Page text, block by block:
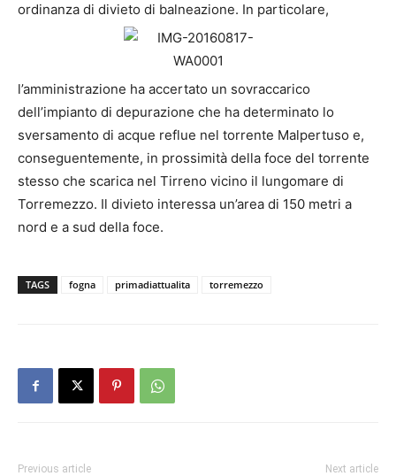
ordinanza di divieto di balneazione. In particolare,
l’amministrazione ha accertato un sovraccarico
dell’impianto di depurazione che ha determinato lo
sversamento di acque reflue nel torrente Malpertuso e,
conseguentemente, in prossimità della foce del torrente
stesso che scarica nel Tirreno vicino il lungomare di
Torremezzo. Il divieto interessa un’area di 150 metri a
nord e a sud della foce.
TAGS fogna primadiattualita torremezzo
Previous article Next article